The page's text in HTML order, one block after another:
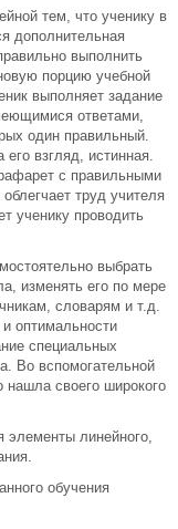
тем, что ученику в
дополнительная
выполнить
порцию учебной
выполняет задание
ответами,
один правильный.
взгляд, истинная.
с правильными
труд учителя
ученику проводить
выбрать
изменять его по мере
словарям и т.д.
оптимальности
специальных
Во вспомогательной
нашла своего широкого
элементы линейного,
обучения